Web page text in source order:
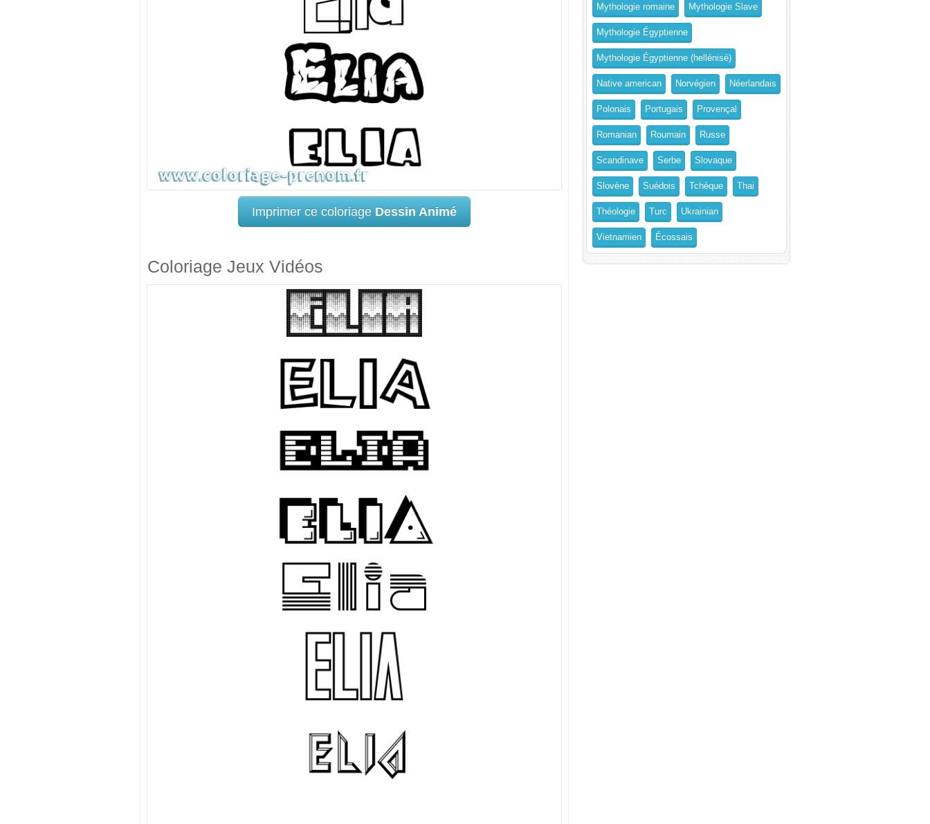
Imprimer ce coloriage Dessin Animé
Coloriage Jeux Vidéos
Mythologie romaine Mythologie Slave
Mythologie Égyptienne
Mythologie Égyptienne (hellénisé)
Native american Norvégien Néerlandais
Polonais Portugais Provençal
Romanian Roumain Russe
Scandinave Serbe Slovaque
Slovène Suédois Tchèque Thai
Théologie Turc Ukrainian
Vietnamien Écossais